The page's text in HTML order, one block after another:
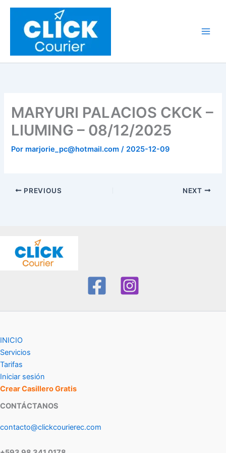
contenido
MARYURI PALACIOS CKCK –
LIUMING – 08/12/2025
Por marjorie_pc@hotmail.com/ 2025-12-09
PREVIOUS NEXT
INICIO
Servicios
Tarifas
Iniciar sesión
Crear Casillero Gratis
CONTÁCTANOS
contacto@clickcourierec.com